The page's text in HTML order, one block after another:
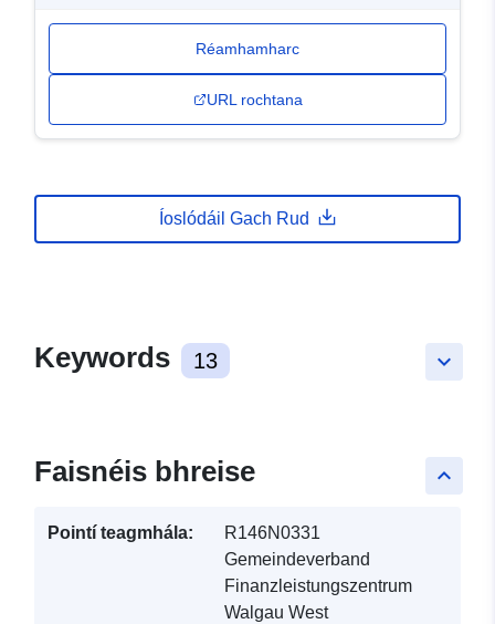
Réamhamharc
URL rochtana
Íoslódáil Gach Rud
keyboard_arrow_down
Keywords 13
keyboard_arrow_up
Faisnéis bhreise
Pointí teagmhála:
R146N0331
Gemeindeverband
Finanzleistungszentrum
Walgau West